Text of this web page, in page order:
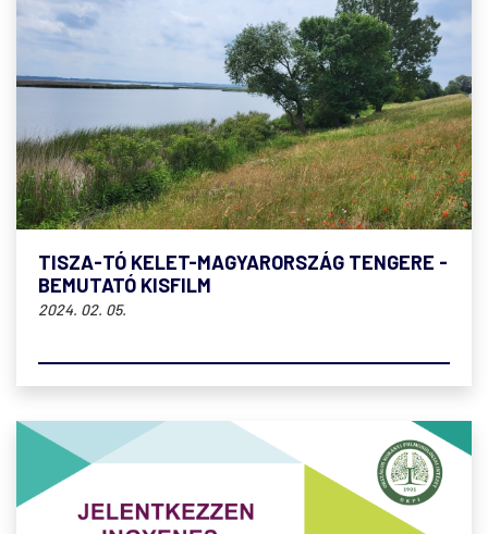
TISZA-TÓ KELET-MAGYARORSZÁG TENGERE -
BEMUTATÓ KISFILM
2024. 02. 05.